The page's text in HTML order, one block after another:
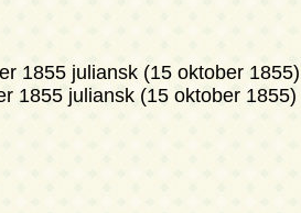
1855 juliansk (15 oktober 1855)
1855 juliansk (15 oktober 1855)